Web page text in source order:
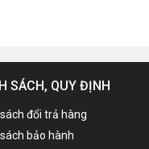
SÁCH, QUY ĐỊNH
đổi trả hàng
bảo hành